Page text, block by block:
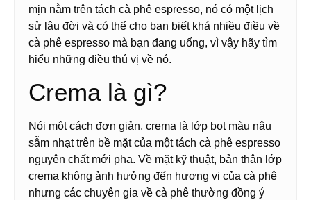
mịn nằm trên tách cà phê espresso, nó có một lịch
sử lâu đời và có thể cho bạn biết khá nhiều điều về
cà phê espresso mà bạn đang uống, vì vậy hãy tìm
hiểu những điều thú vị về nó.
Crema là gì?
Nói một cách đơn giản, crema là lớp bọt màu nâu
sẫm nhạt trên bề mặt của một tách cà phê espresso
nguyên chất mới pha. Về mặt kỹ thuật, bản thân lớp
crema không ảnh hưởng đến hương vị của cà phê
nhưng các chuyên gia về cà phê thường đồng ý